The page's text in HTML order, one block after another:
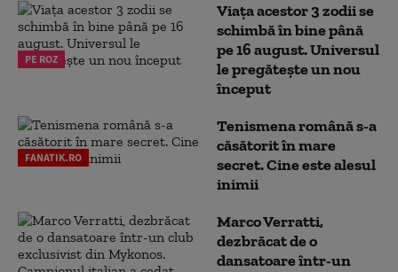
PE ROZ
Viața acestor 3 zodii se
schimbă în bine până
pe 16 august. Universul
le pregătește un nou
început
FANATIK.RO
Tenismena română s-a
căsătorit în mare
secret. Cine este alesul
inimii
Marco Verratti,
dezbrăcat de o
dansatoare într-un